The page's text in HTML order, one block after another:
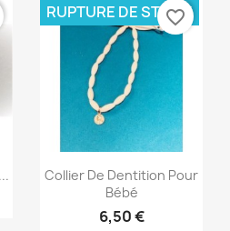
Aperçu rapide
Collier De Dentition Pour
Bébé
6,50 €
RUPTURE DE STOCK
favorite_border